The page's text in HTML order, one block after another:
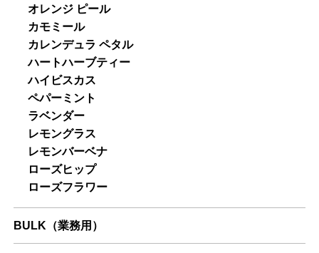
オレンジ ピール
カモミール
カレンデュラ ペタル
ハートハーブティー
ハイビスカス
ペパーミント
ラベンダー
レモングラス
レモンバーベナ
ローズヒップ
ローズフラワー
BULK（業務用）